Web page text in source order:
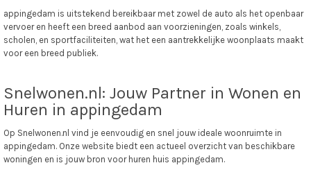
appingedam is uitstekend bereikbaar met zowel de auto als het openbaar
vervoer en heeft een breed aanbod aan voorzieningen, zoals winkels,
scholen, en sportfaciliteiten, wat het een aantrekkelijke woonplaats maakt
voor een breed publiek.
Snelwonen.nl: Jouw Partner in Wonen en
Huren in appingedam
Op Snelwonen.nl vind je eenvoudig en snel jouw ideale woonruimte in
appingedam. Onze website biedt een actueel overzicht van beschikbare
woningen en is jouw bron voor huren huis appingedam.